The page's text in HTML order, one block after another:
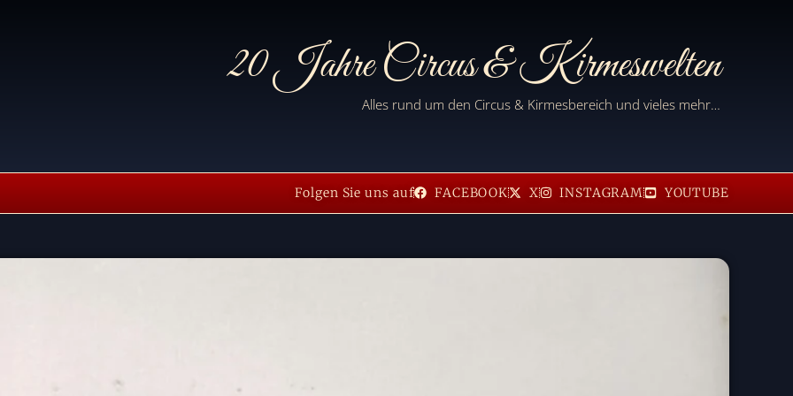
20 Jahre Circus & Kirmeswelten
Alles rund um den Circus & Kirmesbereich und vieles mehr…
Folgen Sie uns auf FACEBOOK X INSTAGRAM YOUTUBE